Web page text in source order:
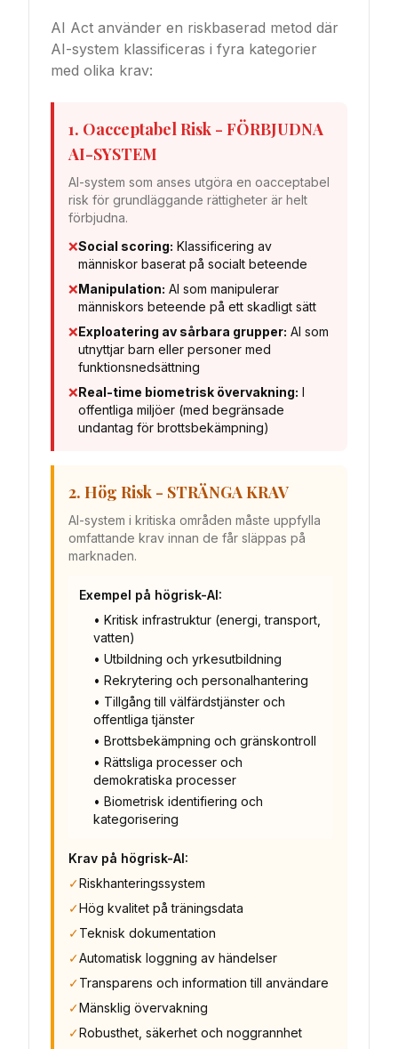
AI Act använder en riskbaserad metod där
AI-system klassificeras i fyra kategorier
med olika krav:
1. Oacceptabel Risk - FÖRBJUDNA
AI-SYSTEM
AI-system som anses utgöra en oacceptabel
risk för grundläggande rättigheter är helt
förbjudna.
❌Social scoring: Klassificering av
människor baserat på socialt beteende
❌Manipulation: AI som manipulerar
människors beteende på ett skadligt sätt
❌Exploatering av sårbara grupper: AI som
utnyttjar barn eller personer med
funktionsnedsättning
❌Real-time biometrisk övervakning: I
offentliga miljöer (med begränsade
undantag för brottsbekämpning)
2. Hög Risk - STRÄNGA KRAV
AI-system i kritiska områden måste uppfylla
omfattande krav innan de får släppas på
marknaden.
Exempel på högrisk-AI:
• Kritisk infrastruktur (energi, transport,
vatten)
• Utbildning och yrkesutbildning
• Rekrytering och personalhantering
• Tillgång till välfärdstjänster och
offentliga tjänster
• Brottsbekämpning och gränskontroll
• Rättsliga processer och
demokratiska processer
• Biometrisk identifiering och
kategorisering
Krav på högrisk-AI:
✓Riskhanteringssystem
✓Hög kvalitet på träningsdata
✓Teknisk dokumentation
✓Automatisk loggning av händelser
✓Transparens och information till användare
✓Mänsklig övervakning
✓Robusthet, säkerhet och noggrannhet